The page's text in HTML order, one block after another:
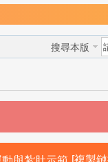
搜尋本版
[複製